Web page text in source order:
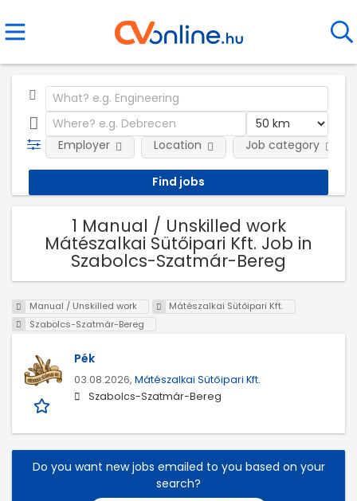
Employer Location Job category
1 Manual / Unskilled work
Mátészalkai Sütőipari Kft. Job in
Szabolcs-Szatmár-Bereg
Manual / Unskilled work
Mátészalkai Sütőipari Kft.
Szabolcs-Szatmár-Bereg
Pék
03.08.2026, Mátészalkai Sütőipari Kft.
Szabolcs-Szatmár-Bereg
Do you want new jobs emailed to you based on your
search?